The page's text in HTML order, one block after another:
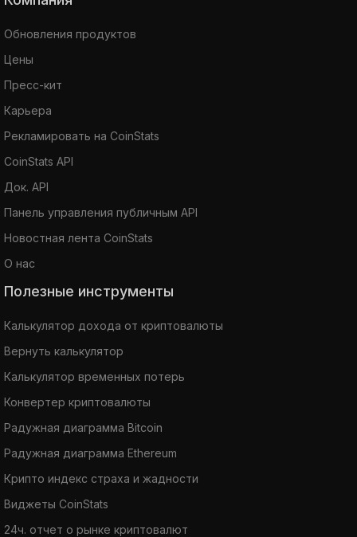
Обновления продуктов
Цены
Пресс-кит
Карьера
Рекламировать на CoinStats
CoinStats API
Док. API
Панель управления публичным API
Новостная лента CoinStats
О нас
Полезные инструменты
Калькулятор дохода от криптовалюты
Вернуть калькулятор
Калькулятор временных потерь
Конвертер криптовалюты
Радужная диаграмма Bitcoin
Радужная диаграмма Ethereum
Крипто индекс страха и жадности
Виджеты CoinStats
24ч. отчет о рынке криптовалют